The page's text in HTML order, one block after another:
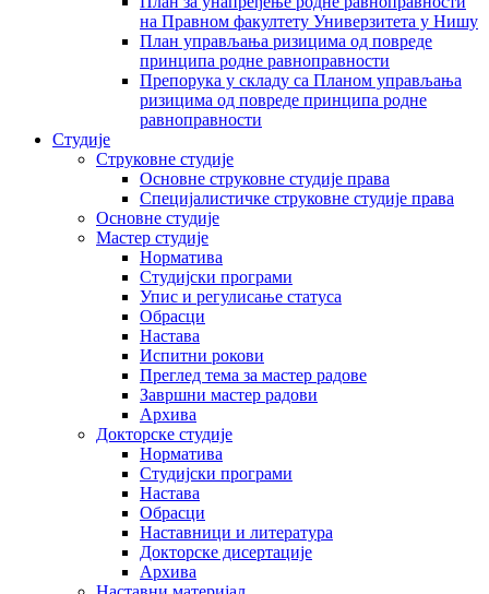
на Правном факултету Универзитета у Нишу
План управљања ризицима од повреде
принципа родне равноправности
Препорука у складу са Планом управљања
ризицима од повреде принципа родне
равноправности
Студије
Струковне студије
Основне струковне студије права
Специјалистичке струковне студије права
Основне студије
Мастер студије
Норматива
Студијски програми
Упис и регулисање статуса
Обрасци
Настава
Испитни рокови
Преглед тема за мастер радове
Завршни мастер радови
Архива
Докторске студије
Норматива
Студијски програми
Настава
Обрасци
Наставници и литература
Докторске дисертације
Архива